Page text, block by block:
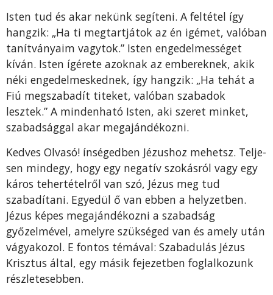
Isten tud és akar nekünk segíteni. A feltétel így
hang­zik: „Ha ti megtartjátok az én igémet, valóban
tanítvá­nyaim vagytok.” Isten engedelmességet
kíván. Isten ígé­rete azoknak az embereknek, akik
néki engedelmesked­nek, így hangzik: „Ha tehát a
Fiú megszabadít titeket, va­lóban szabadok
lesztek.” A mindenható Isten, aki szeret minket,
szabadsággal akar megajándékozni.
Kedves Olvasó! ínségedben Jézushoz mehetsz. Telje­
sen mindegy, hogy egy negatív szokásról vagy egy
káros te­hertételről van szó, Jézus meg tud
szabadítani. Egyedül ő van ebben a helyzetben.
Jézus képes megajándékozni a sza­badság
győzelmével, amelyre szükséged van és amely után
vágyakozol. E fontos témával: Szabadulás Jézus
Krisztus által, egy másik fejezetben foglalkozunk
részletesebben.